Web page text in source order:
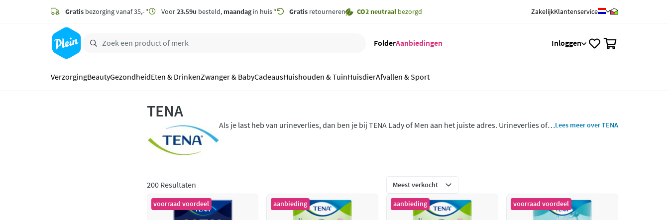
zoeken
hoofdinhoud
Gratis bezorging vanaf 35,- * Voor23.59u besteld, maandagin huis * Gratis retourneren CO2 neutraal bezorgd ZakelijkKlantenservice
FolderAanbiedingen Inloggen
VerzorgingBeautyGezondheidEten & DrinkenZwanger & BabyCadeausHuishouden & TuinHuisdierAfvallen & Sport
TENA
Als je last heb van urineverlies, dan ben je bij TENA Lady of Men aan het juiste adres. Urineverlies of
incontinentie is erg vervelend, maar dit komt vaak voor. Ontdek de TENA pants, verband en
Lees meer over TENA
200 Resultaten
voorraad voordeel aanbieding aanbieding voorraad voordeel